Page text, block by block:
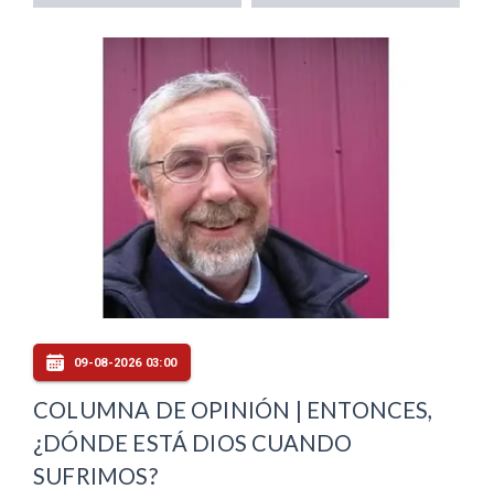
09-08-2026 03:00
COLUMNA DE OPINIÓN | ENTONCES,
¿DÓNDE ESTÁ DIOS CUANDO
SUFRIMOS?